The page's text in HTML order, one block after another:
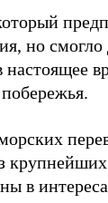
но
крупнейших
в